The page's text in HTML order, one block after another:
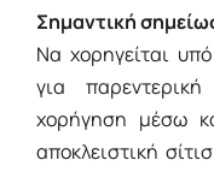
Σημαντική
Να χορηγείται
για
χορήγηση μέσω
αποκλειστική